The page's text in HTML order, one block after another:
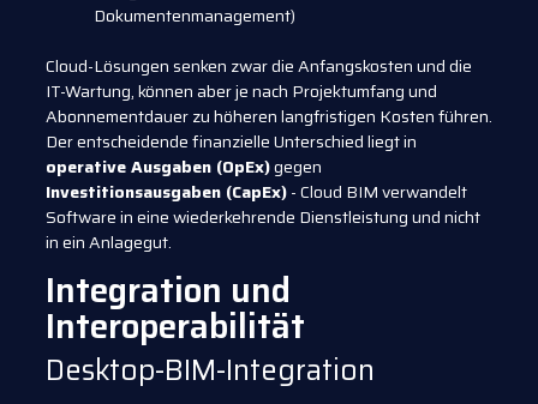
Dokumentenmanagement)
Cloud-Lösungen senken zwar die Anfangskosten und die
IT-Wartung, können aber je nach Projektumfang und
Abonnementdauer zu höheren langfristigen Kosten führen.
Der entscheidende finanzielle Unterschied liegt in
operative Ausgaben (OpEx)gegen
Investitionsausgaben (CapEx)- Cloud BIM verwandelt
Software in eine wiederkehrende Dienstleistung und nicht
in ein Anlagegut.
Integration und
Interoperabilität
Desktop-BIM-Integration